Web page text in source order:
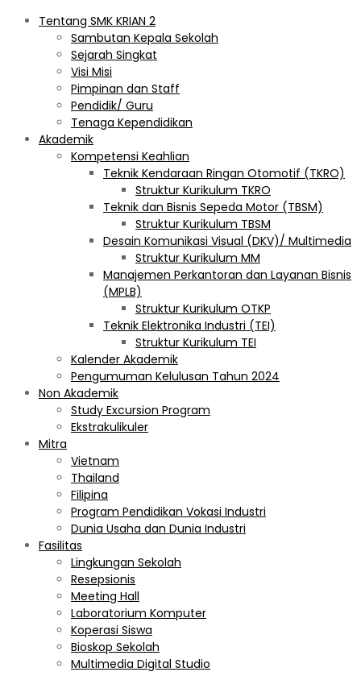
Tentang SMK KRIAN 2
Sambutan Kepala Sekolah
Sejarah Singkat
Visi Misi
Pimpinan dan Staff
Pendidik/ Guru
Tenaga Kependidikan
Akademik
Kompetensi Keahlian
Teknik Kendaraan Ringan Otomotif (TKRO)
Struktur Kurikulum TKRO
Teknik dan Bisnis Sepeda Motor (TBSM)
Struktur Kurikulum TBSM
Desain Komunikasi Visual (DKV)/ Multimedia
Struktur Kurikulum MM
Manajemen Perkantoran dan Layanan Bisnis
(MPLB)
Struktur Kurikulum OTKP
Teknik Elektronika Industri (TEI)
Struktur Kurikulum TEI
Kalender Akademik
Pengumuman Kelulusan Tahun 2024
Non Akademik
Study Excursion Program
Ekstrakulikuler
Mitra
Vietnam
Thailand
Filipina
Program Pendidikan Vokasi Industri
Dunia Usaha dan Dunia Industri
Fasilitas
Lingkungan Sekolah
Resepsionis
Meeting Hall
Laboratorium Komputer
Koperasi Siswa
Bioskop Sekolah
Multimedia Digital Studio